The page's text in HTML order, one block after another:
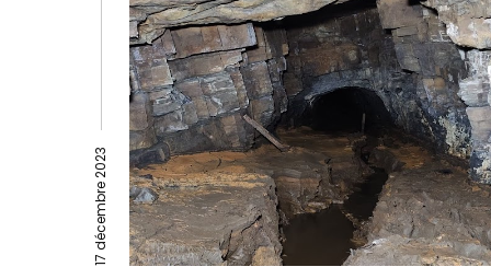
17 décembre 2023